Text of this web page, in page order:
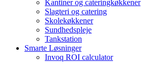
Kantiner og cateringkøkkener
Slagteri og catering
Skolekøkkener
Sundhedspleje
Tankstation
Smarte Løsninger
Invoq ROI calculator